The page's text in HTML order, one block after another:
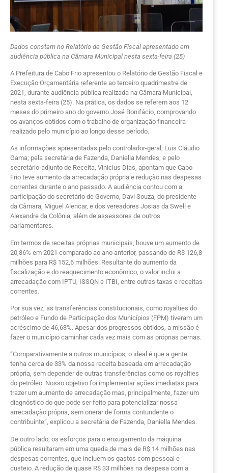
Dados constam no Relatório de Gestão Fiscal apresentado em
audiência pública na Câmara Municipal nesta sexta-feira (25)
A Prefeitura de Cabo Frio apresentou o Relatório de Gestão Fiscal e
Execução Orçamentária referente ao terceiro quadrimestre de
2021, durante audiência pública realizada na Câmara Municipal,
nesta sexta-feira (25). Na prática, os dados se referem aos 12
meses do primeiro ano do governo José Bonifácio, comprovando
os avanços obtidos com o trabalho de organização financeira
realizado pelo município ao longo desse período.
As informações apresentadas pelo controlador-geral, Luis Cláudio
Gama; pela secretária de Fazenda, Daniella Mendes; e pelo
secretário-adjunto de Receita, Vinicius Dias, apontam que Cabo
Frio teve aumento da arrecadação própria e redução nas despesas
correntes durante o ano passado. A audiência contou com a
participação do secretário de Governo, Davi Souza, do presidente
da Câmara, Miguel Alencar, e dos vereadores Josias da Swell e
Alexandre da Colônia, além de assessores de outros
parlamentares.
Em termos de receitas próprias municipais, houve um aumento de
20,36% em 2021 comparado ao ano anterior, passando de R$ 126,8
milhões para R$ 152,6 milhões. Resultante do aumento da
fiscalização e do reaquecimento econômico, o valor inclui a
arrecadação com IPTU, ISSQN e ITBI, entre outras taxas e receitas
correntes.
Por sua vez, as transferências constitucionais, como royalties do
petróleo e Fundo de Participação dos Municípios (FPM) tiveram um
acréscimo de 46,63%. Apesar dos progressos obtidos, a missão é
fazer o município caminhar cada vez mais com as próprias pernas.
“Comparativamente a outros municípios, o ideal é que a gente
tenha cerca de 33% da nossa receita baseada em arrecadação
própria, sem depender de outras transferências como os royalties
do petróleo. Nosso objetivo foi implementar ações imediatas para
trazer um aumento de arrecadação mas, principalmente, fazer um
diagnóstico do que pode ser feito para potencializar nossa
arrecadação própria, sem onerar de forma contundente o
contribuinte”, explicou a secretária de Fazenda, Daniella Mendes.
De outro lado, os esforços para o enxugamento da máquina
pública resultaram em uma queda de mais de R$ 14 milhões nas
despesas correntes, que incluem os gastos com pessoal e
custeio. A redução de quase R$ 33 milhões na despesa com a